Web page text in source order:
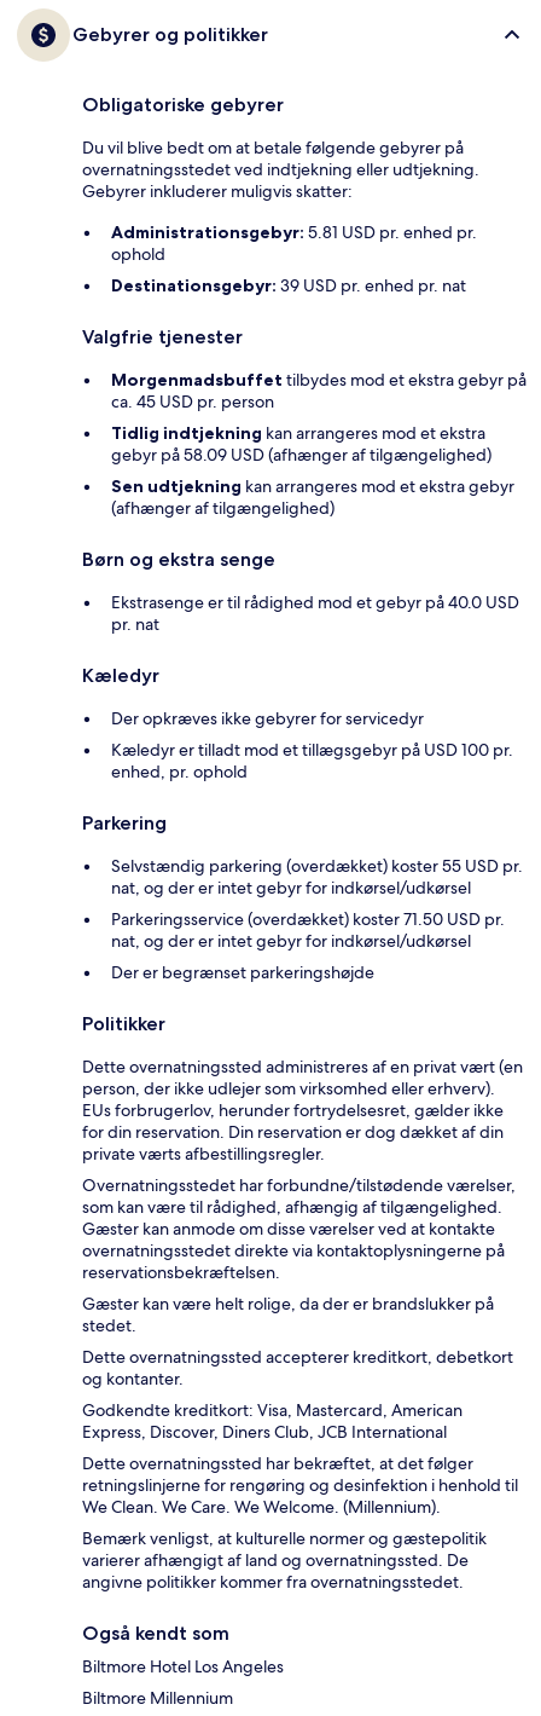
Gebyrer og politikker
Obligatoriske gebyrer
Du vil blive bedt om at betale følgende gebyrer på
overnatningsstedet ved indtjekning eller udtjekning.
Gebyrer inkluderer muligvis skatter:
Administrationsgebyr: 5.81 USD pr. enhed pr.
ophold
Destinationsgebyr: 39 USD pr. enhed pr. nat
Valgfrie tjenester
Morgenmadsbuffet tilbydes mod et ekstra gebyr på
ca. 45 USD pr. person
Tidlig indtjekning kan arrangeres mod et ekstra
gebyr på 58.09 USD (afhænger af tilgængelighed)
Sen udtjekning kan arrangeres mod et ekstra gebyr
(afhænger af tilgængelighed)
Børn og ekstra senge
Ekstrasenge er til rådighed mod et gebyr på 40.0 USD
pr. nat
Kæledyr
Der opkræves ikke gebyrer for servicedyr
Kæledyr er tilladt mod et tillægsgebyr på USD 100 pr.
enhed, pr. ophold
Parkering
Selvstændig parkering (overdækket) koster 55 USD pr.
nat, og der er intet gebyr for indkørsel/udkørsel
Parkeringsservice (overdækket) koster 71.50 USD pr.
nat, og der er intet gebyr for indkørsel/udkørsel
Der er begrænset parkeringshøjde
Politikker
Dette overnatningssted administreres af en privat vært (en
person, der ikke udlejer som virksomhed eller erhverv).
EUs forbrugerlov, herunder fortrydelsesret, gælder ikke
for din reservation. Din reservation er dog dækket af din
private værts afbestillingsregler.
Overnatningsstedet har forbundne/tilstødende værelser,
som kan være til rådighed, afhængig af tilgængelighed.
Gæster kan anmode om disse værelser ved at kontakte
overnatningsstedet direkte via kontaktoplysningerne på
reservationsbekræftelsen.
Gæster kan være helt rolige, da der er brandslukker på
stedet.
Dette overnatningssted accepterer kreditkort, debetkort
og kontanter.
Godkendte kreditkort: Visa, Mastercard, American
Express, Discover, Diners Club, JCB International
Dette overnatningssted har bekræftet, at det følger
retningslinjerne for rengøring og desinfektion i henhold til
We Clean. We Care. We Welcome. (Millennium).
Bemærk venligst, at kulturelle normer og gæstepolitik
varierer afhængigt af land og overnatningssted. De
angivne politikker kommer fra overnatningsstedet.
Også kendt som
Biltmore Hotel Los Angeles
Biltmore Millennium